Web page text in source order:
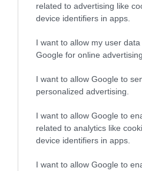
related to advertising like
device identifiers in apps.
I want to allow my user
Google for online
I want to allow Google to
personalized advertising.
I want to allow Google to
related to analytics like
device identifiers in apps.
I want to allow Google to
ELŐZŐ
AZ ÜZLETEK POLCAIRA IS